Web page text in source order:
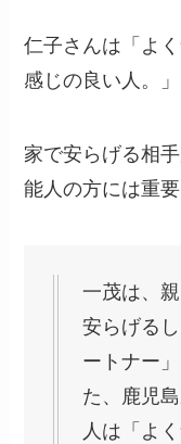
仁子さんは「よ
感じの良い人。」
家で安らげる相
能人の方には重
一茂は、
安らげる
ートナー
た、鹿児
人は「よ